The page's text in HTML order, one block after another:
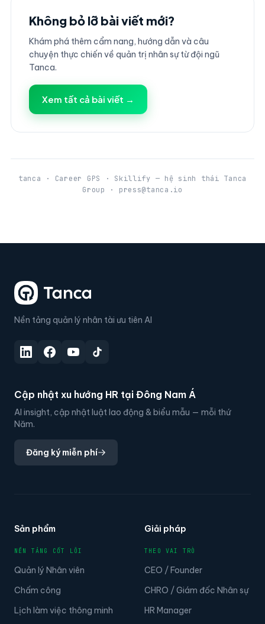
Không bỏ lỡ bài viết mới?
Khám phá thêm cẩm nang, hướng dẫn và câu
chuyện thực chiến về quản trị nhân sự từ đội ngũ
Tanca.
Xem tất cả bài viết →
tanca · Career GPS · Skillify — hệ sinh thái Tanca
Group · press@tanca.io
Nền tảng quản lý nhân tài ưu tiên AI
Cập nhật xu hướng HR tại Đông Nam Á
AI insight, cập nhật luật lao động & biểu mẫu — mỗi thứ
Năm.
Đăng ký miễn phí
Sản phẩm
NỀN TẢNG CỐT LÕI
Quản lý Nhân viên
Chấm công
Lịch làm việc thông minh
Giải pháp
THEO VAI TRÒ
CEO / Founder
CHRO / Giám đốc Nhân sự
HR Manager